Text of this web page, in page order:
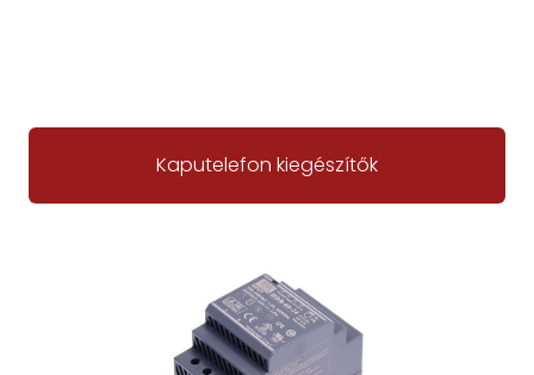
Kaputelefon kiegészítők